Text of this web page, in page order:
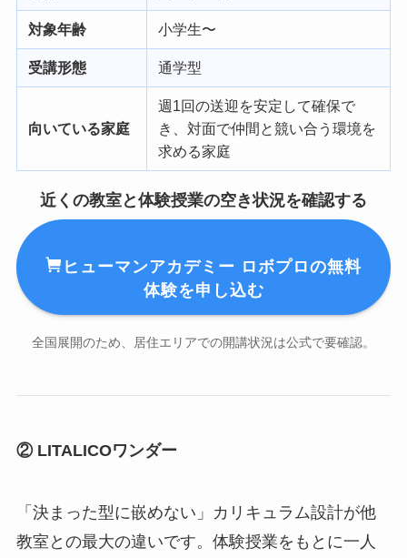
対象年齢 小学生〜
受講形態 通学型
向いている家庭
週1回の送迎を安定して確保で
き、対面で仲間と競い合う環境を
求める家庭
近くの教室と体験授業の空き状況を確認する
ヒューマンアカデミー ロボプロの無料
体験を申し込む
全国展開のため、居住エリアでの開講状況は公式で要確認。
② LITALICOワンダー
「決まった型に嵌めない」カリキュラム設計が他
教室との最大の違いです。体験授業をもとに一人